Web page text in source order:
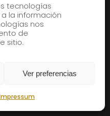
tecnologías
la información
nos
de
sitio.
Ver preferencias